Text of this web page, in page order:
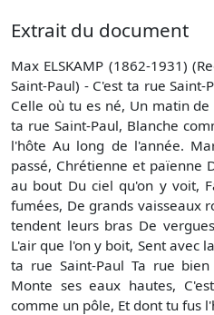
Extrait du document
Max ELSKAMP (1862-1931)
Saint-Paul) - C'est ta rue Saint-
Celle où tu es né, Un matin
ta rue Saint-Paul, Blanche
l'hôte Au long de l'année.
passé, Chrétienne et païenne
au bout Du ciel qu'on y voit,
fumées, De grands vaisseaux
tendent leurs bras De
L'air que l'on y boit, Sent avec
ta rue Saint-Paul Ta rue
Monte ses eaux hautes,
comme un pôle, Et dont tu fus